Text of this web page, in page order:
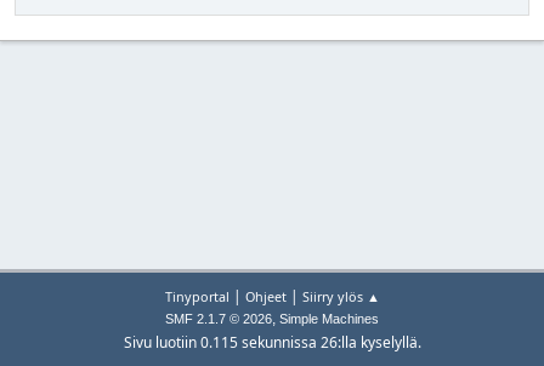
Tinyportal | Ohjeet| Siirry ylös ▲
SMF 2.1.7 © 2026, Simple Machines
Sivu luotiin 0.115 sekunnissa 26:lla kyselyllä.